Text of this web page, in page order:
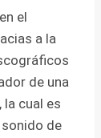
el
a la
de una
la cual es
de